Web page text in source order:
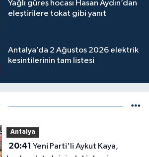
Yağlı güreş hocası Hasan Aydın’dan
eleştirilere tokat gibi yanıt
Antalya’da 2 Ağustos 2026 elektrik
kesintilerinin tam listesi
Antalya
20:41